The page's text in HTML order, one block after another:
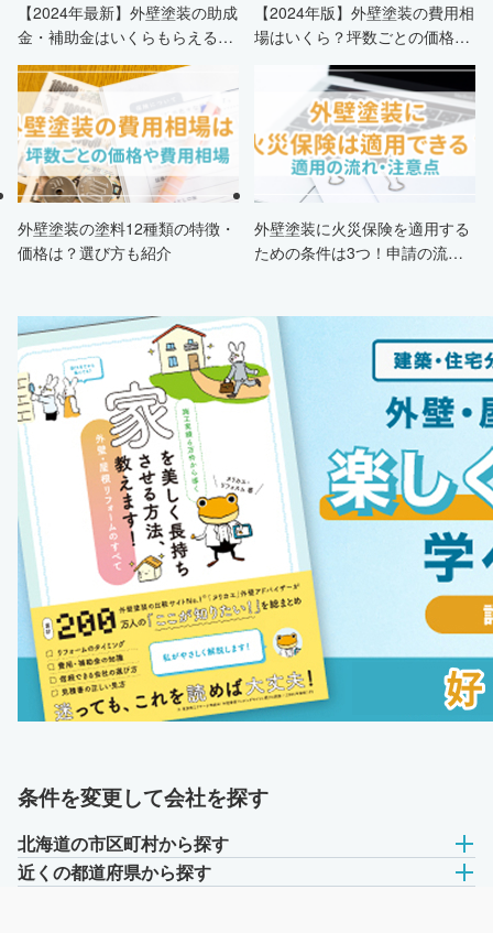
【2024年最新】外壁塗装の助成
金・補助金はいくらもらえる？
申請条件・市区町村情報・安く
する方法も紹介！
【2024年版】外壁塗装の費用相
場はいくら？坪数ごとの価格も
外壁塗装の塗料12種類の特徴・
価格は？選び方も紹介
外壁塗装に火災保険を適用する
ための条件は3つ！申請の流
条件を変更して会社を探す
北海道の市区町村から探す
近くの都道府県から探す